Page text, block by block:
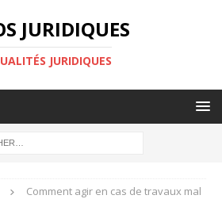
JURIDIQUES
JURIDIQUES
Comment agir en cas de travaux mal